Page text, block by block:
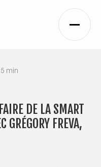
5 min
DE LA SMART
GRÉGORY FREVA,